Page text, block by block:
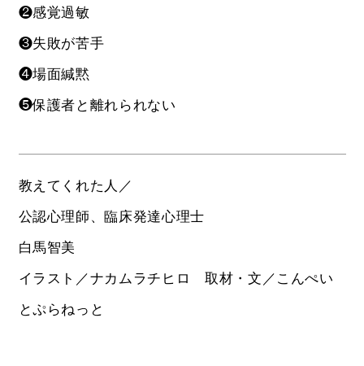
❷感覚過敏
❸失敗が苦手
❹場面緘黙
❺保護者と離れられない
教えてくれた人／
公認心理師、臨床発達心理士
白馬智美
イラスト／ナカムラチヒロ 取材・文／こんぺい
とぷらねっと